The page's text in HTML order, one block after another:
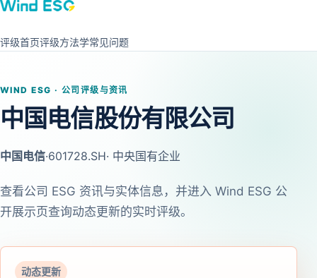
评级首页评级方法学常见问题
WIND ESG · 公司评级与资讯
中国电信股份有限公司
中国电信·601728.SH· 中央国有企业
查看公司 ESG 资讯与实体信息，并进入 Wind ESG 公
开展示页查询动态更新的实时评级。
动态更新